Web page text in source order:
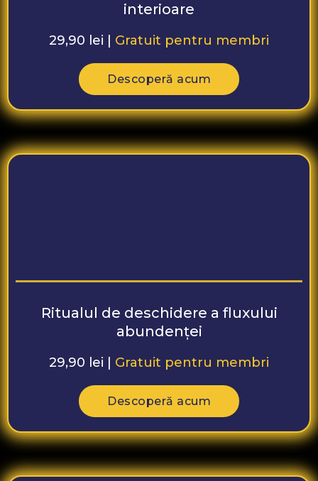
interioare
29,90 lei | Gratuit pentru membri
Descoperă acum
Ritualul de deschidere a fluxului
abundenței
29,90 lei | Gratuit pentru membri
Descoperă acum